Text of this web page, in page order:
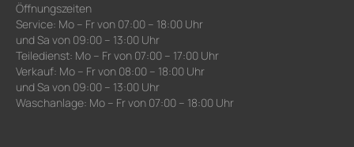
Öffnungszeiten
Service: Mo – Fr von 07:00 – 18:00 Uhr
und Sa von 09:00 – 13:00 Uhr
Teiledienst: Mo – Fr von 07:00 – 17:00 Uhr
Verkauf: Mo – Fr von 08:00 – 18:00 Uhr
und Sa von 09:00 – 13:00 Uhr
Waschanlage: Mo – Fr von 07:00 – 18:00 Uhr